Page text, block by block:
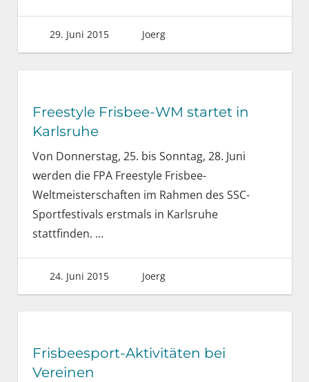
29. Juni 2015 Joerg
Freestyle Frisbee-WM startet in
Karlsruhe
Von Donnerstag, 25. bis Sonntag, 28. Juni
werden die FPA Freestyle Frisbee-
Weltmeisterschaften im Rahmen des SSC-
Sportfestivals erstmals in Karlsruhe
stattfinden. …
24. Juni 2015 Joerg
Frisbeesport-Aktivitäten bei
Vereinen